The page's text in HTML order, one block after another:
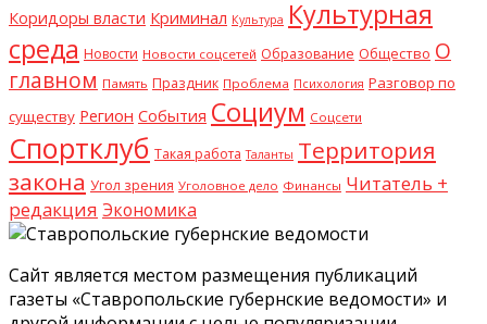
Коридоры власти Криминал Культура Культурная
среда Новости Новости соцсетей Образование Общество О
главном Память Праздник Проблема Психология Разговор по
существу Регион События Социум Соцсети
Спортклуб Такая работа Таланты Территория
закона Угол зрения Уголовное дело Финансы Читатель +
редакция Экономика
Сайт является местом размещения публикаций
газеты «Ставропольские губернские ведомости» и